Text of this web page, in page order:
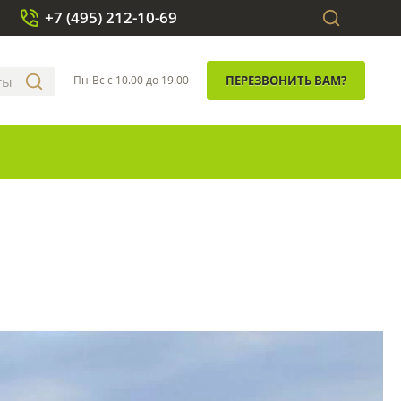
+7 (495) 212-10-69
Пн-Вс с 10.00 до 19.00 ПЕРЕЗВОНИТЬ ВАМ?